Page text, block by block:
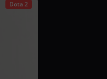
Dota 2